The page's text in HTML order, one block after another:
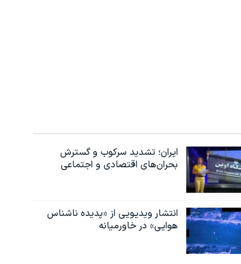
ایران؛ تشدید سرکوب و گسترش
بحران‌های اقتصادی و اجتماعی
انتشار ویدیویی از «پدیده‌ ناشناس
هوایی» در خاورمیانه